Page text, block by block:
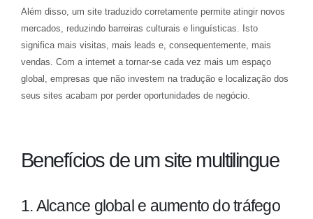
Além disso, um site traduzido corretamente permite atingir novos
mercados, reduzindo barreiras culturais e linguísticas. Isto
significa mais visitas, mais leads e, consequentemente, mais
vendas. Com a internet a tornar-se cada vez mais um espaço
global, empresas que não investem na tradução e localização dos
seus sites acabam por perder oportunidades de negócio.
Benefícios de um site multilingue
1. Alcance global e aumento do tráfego